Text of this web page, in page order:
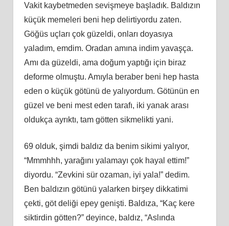
Vakit kaybetmeden sevişmeye başladık. Baldızın
küçük memeleri beni hep delirtiyordu zaten.
Göğüs uçları çok güzeldi, onları doyasıya
yaladım, emdim. Oradan amına indim yavaşça.
Amı da güzeldi, ama doğum yaptığı için biraz
deforme olmuştu. Amıyla beraber beni hep hasta
eden o küçük götünü de yalıyordum. Götünün en
güzel ve beni mest eden tarafı, iki yanak arası
oldukça ayrıktı, tam götten sikmelikti yani.
69 olduk, şimdi baldız da benim sikimi yalıyor,
“Mmmhhh, yarağını yalamayı çok hayal ettim!”
diyordu. “Zevkini sür ozaman, iyi yala!” dedim.
Ben baldızın götünü yalarken birşey dikkatimi
çekti, göt deliği epey genişti. Baldıza, “Kaç kere
siktirdin götten?” deyince, baldız, “Aslında